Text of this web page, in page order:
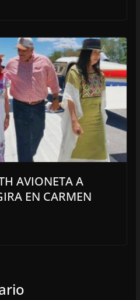
AVIONETA A
EN CARMEN